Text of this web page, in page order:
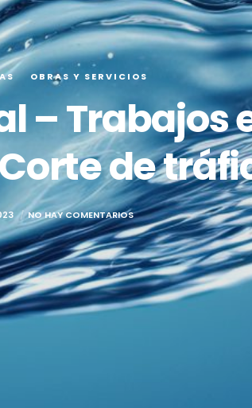
OBRAS Y SERVICIOS
– Trabajos
de
NO HAY COMENTARIOS